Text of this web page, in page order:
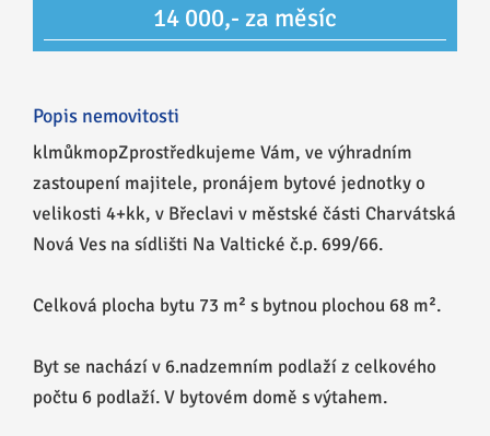
14 000,- za měsíc
Popis nemovitosti
klmůkmopZprostředkujeme Vám, ve výhradním
zastoupení majitele, pronájem bytové jednotky o
velikosti 4+kk, v Břeclavi v městské části Charvátská
Nová Ves na sídlišti Na Valtické č.p. 699/66.
Celková plocha bytu 73 m² s bytnou plochou 68 m².
Byt se nachází v 6.nadzemním podlaží z celkového
počtu 6 podlaží. V bytovém domě s výtahem.